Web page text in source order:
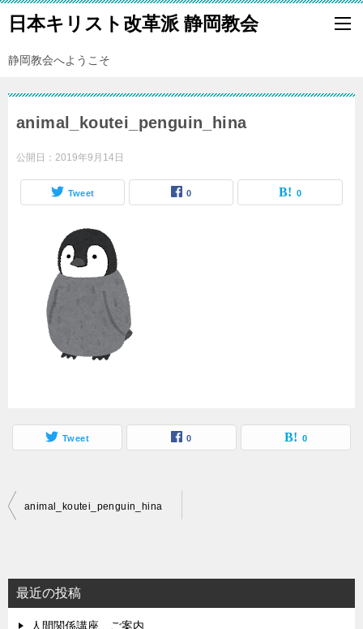
日本キリスト改革派 静岡教会
静岡教会へようこそ
animal_koutei_penguin_hina
公開日： 2019年9月14日
Tweet 0 0
Tweet 0 0
投
ビ
ゲ
animal_koutei_penguin_hina
最近の投稿
人間関係講座 ご案内